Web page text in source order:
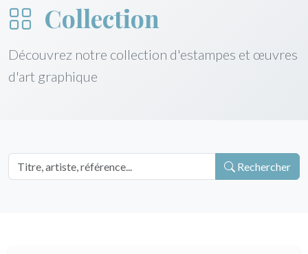
Collection
Découvrez notre collection d'estampes et œuvres
d'art graphique
Rechercher